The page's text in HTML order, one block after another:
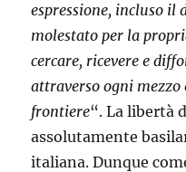
espressione, incluso il
molestato per la
cercare, ricevere e
attraverso ogni mezzo
frontiere“. La libertà
assolutamente
italiana. Dunque